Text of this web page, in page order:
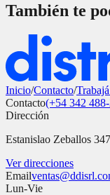
También te
Inicio/Contacto/
Contacto(+54 342
Dirección
Estanislao Zeballos
Ver direcciones
Email
Lun-Vie